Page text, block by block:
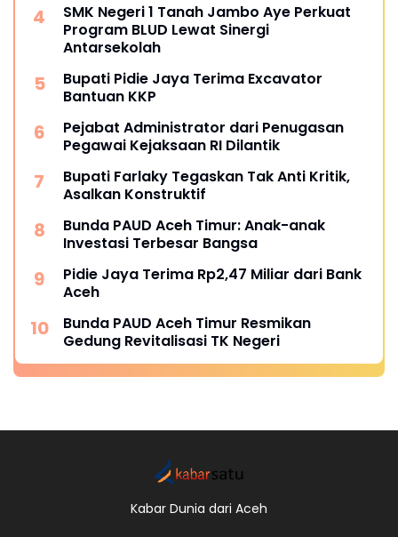
SMK Negeri 1 Tanah Jambo Aye Perkuat
Program BLUD Lewat Sinergi
Antarsekolah
Bupati Pidie Jaya Terima Excavator
Bantuan KKP
Pejabat Administrator dari Penugasan
Pegawai Kejaksaan RI Dilantik
Bupati Farlaky Tegaskan Tak Anti Kritik,
Asalkan Konstruktif
Bunda PAUD Aceh Timur: Anak-anak
Investasi Terbesar Bangsa
Pidie Jaya Terima Rp2,47 Miliar dari Bank
Aceh
Bunda PAUD Aceh Timur Resmikan
Gedung Revitalisasi TK Negeri
Kabar Dunia dari Aceh